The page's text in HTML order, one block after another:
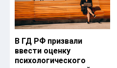
В ГД РФ призвали
ввести оценку
психологического